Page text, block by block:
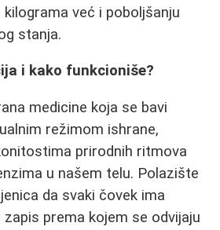
već i poboljšanju
stanja.
i kako funkcioniše?
medicine koja se bavi
režimom ishrane,
prirodnih ritmova
u našem telu. Polazište
da svaki čovek ima
prema kojem se odvijaju